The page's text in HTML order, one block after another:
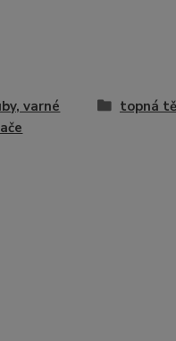
varné
topná